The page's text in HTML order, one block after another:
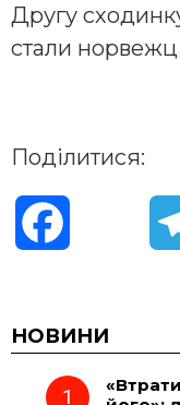
Другу
стали
Поділитися:
c
e
НОВИНИ